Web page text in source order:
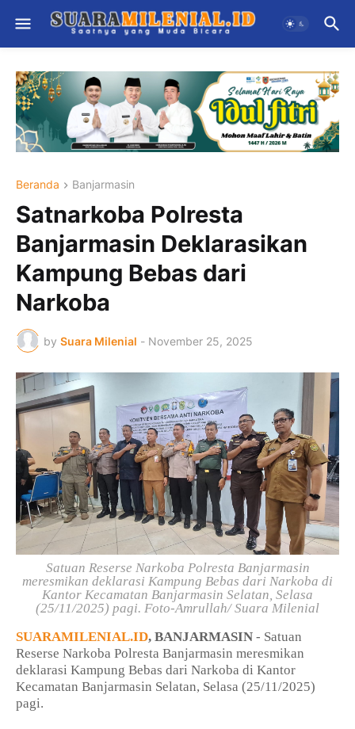
Beranda Banjarmasin
Satnarkoba Polresta
Banjarmasin Deklarasikan
Kampung Bebas dari
Narkoba
by Suara Milenial - November 25, 2025
Satuan Reserse Narkoba Polresta Banjarmasin
meresmikan deklarasi Kampung Bebas dari Narkoba di
Kantor Kecamatan Banjarmasin Selatan, Selasa
(25/11/2025) pagi. Foto-Amrullah/ Suara Milenial
SUARAMILENIAL.ID, BANJARMASIN - Satuan
Reserse Narkoba Polresta Banjarmasin meresmikan
deklarasi Kampung Bebas dari Narkoba di Kantor
Kecamatan Banjarmasin Selatan, Selasa (25/11/2025)
pagi.